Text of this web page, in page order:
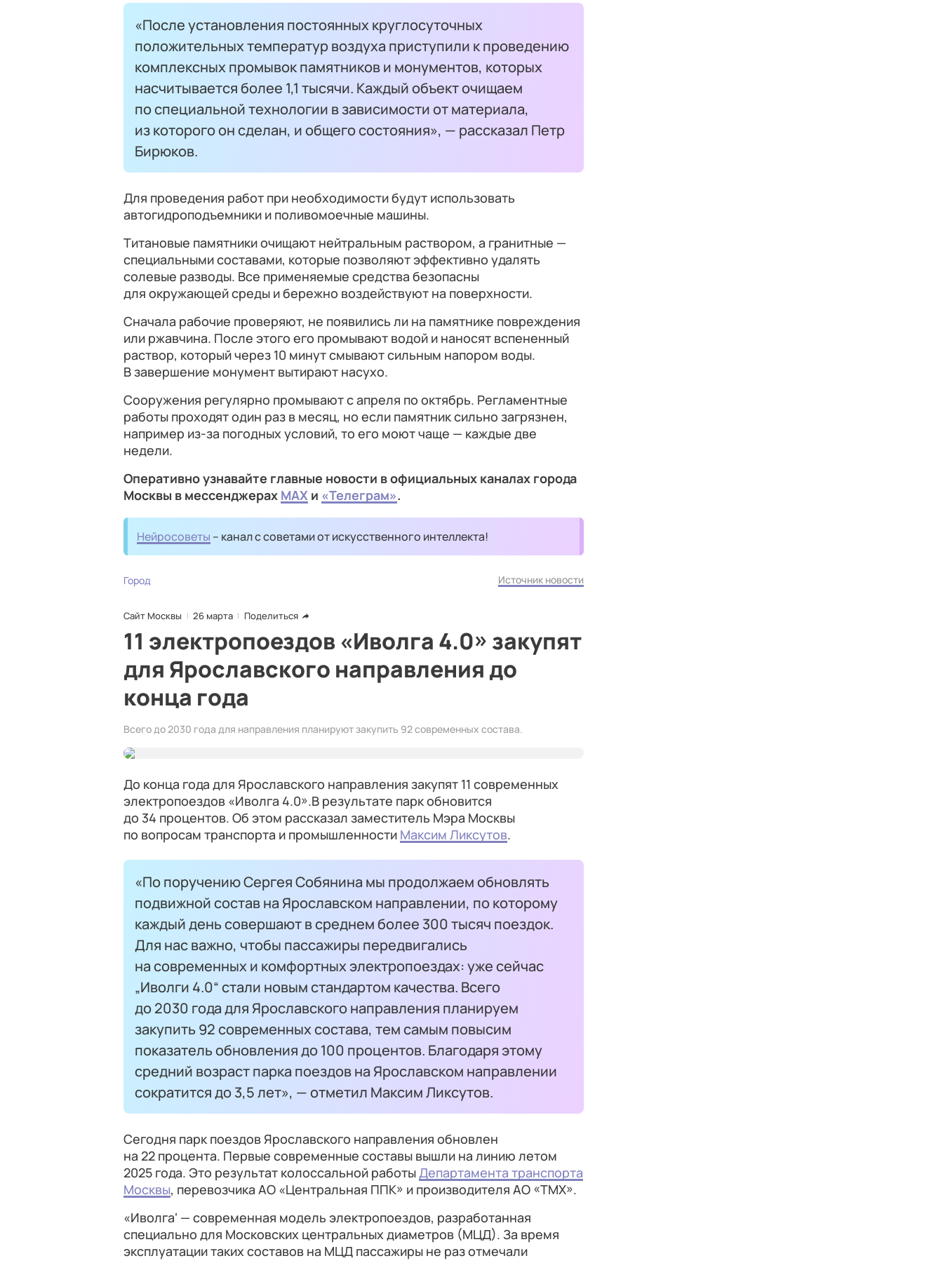
«После установления постоянных круглосуточных
положительных температур воздуха приступили к проведению
комплексных промывок памятников и монументов, которых
насчитывается более 1,1 тысячи. Каждый объект очищаем
по специальной технологии в зависимости от материала,
из которого он сделан, и общего состояния», — рассказал Петр
Бирюков.
Для проведения работ при необходимости будут использовать
автогидроподъемники и поливомоечные машины.
Титановые памятники очищают нейтральным раствором, а гранитные —
специальными составами, которые позволяют эффективно удалять
солевые разводы. Все применяемые средства безопасны
для окружающей среды и бережно воздействуют на поверхности.
Сначала рабочие проверяют, не появились ли на памятнике повреждения
или ржавчина. После этого его промывают водой и наносят вспененный
раствор, который через 10 минут смывают сильным напором воды.
В завершение монумент вытирают насухо.
Сооружения регулярно промывают с апреля по октябрь. Регламентные
работы проходят один раз в месяц, но если памятник сильно загрязнен,
например из-за погодных условий, то его моют чаще — каждые две
недели.
Оперативно узнавайте главные новости в официальных каналах города
Москвы в мессенджерах MAX и «Телеграм».
Нейросоветы – канал с советами от искусственного интеллекта!
Город Источник новости
Сайт Москвы 26 марта Поделиться
11 электропоездов «Иволга 4.0» закупят
для Ярославского направления до
конца года
Всего до 2030 года для направления планируют закупить 92 современных состава.
До конца года для Ярославского направления закупят 11 современных
электропоездов «Иволга 4.0».В результате парк обновится
до 34 процентов. Об этом рассказал заместитель Мэра Москвы
по вопросам транспорта и промышленности Максим Ликсутов.
«По поручению Сергея Собянина мы продолжаем обновлять
подвижной состав на Ярославском направлении, по которому
каждый день совершают в среднем более 300 тысяч поездок.
Для нас важно, чтобы пассажиры передвигались
на современных и комфортных электропоездах: уже сейчас
„Иволги 4.0“ стали новым стандартом качества. Всего
до 2030 года для Ярославского направления планируем
закупить 92 современных состава, тем самым повысим
показатель обновления до 100 процентов. Благодаря этому
средний возраст парка поездов на Ярославском направлении
сократится до 3,5 лет», — отметил Максим Ликсутов.
Сегодня парк поездов Ярославского направления обновлен
на 22 процента. Первые современные составы вышли на линию летом
2025 года. Это результат колоссальной работыДепартамента транспорта
Москвы, перевозчика АО «Центральная ППК» и производителя АО «ТМХ».
«Иволга‘ — современная модель электропоездов, разработанная
специально для Московских центральных диаметров (МЦД). За время
эксплуатации таких составов на МЦД пассажиры не раз отмечали